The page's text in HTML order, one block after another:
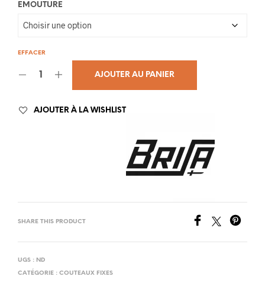
EMOUTURE
EFFACER
AJOUTER AU PANIER
AJOUTER À LA WISHLIST
SHARE THIS PRODUCT
UGS : ND
CATÉGORIE : COUTEAUX FIXES